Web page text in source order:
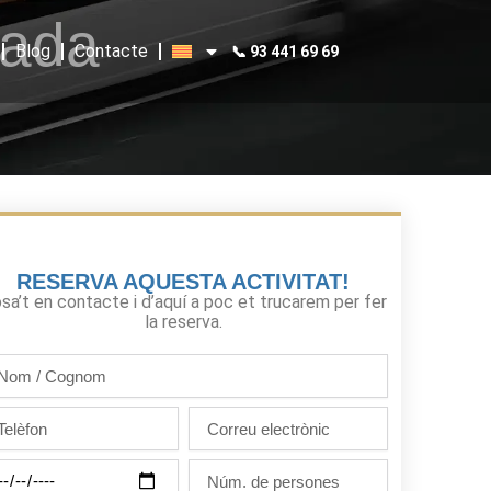
Blog Contacte 📞 93 441 69 69
RESERVA AQUESTA ACTIVITAT!
en contacte i d’aquí a poc et trucarem per fer
la reserva.
electrònic